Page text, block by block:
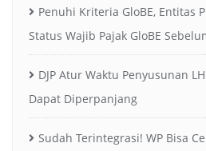
Penuhi Kriteria GloBE, Entitas
Status Wajib Pajak GloBE
DJP Atur Waktu Penyusunan
Dapat Diperpanjang
Sudah Terintegrasi! WP Bisa